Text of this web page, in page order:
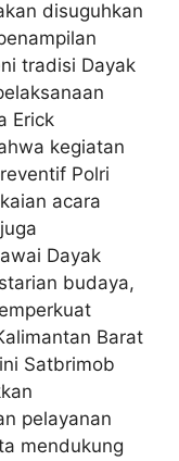
disuguhkan
tradisi Dayak
Erick
kegiatan
Polri
acara
Dayak
budaya,
Barat
Satbrimob
pelayanan
mendukung